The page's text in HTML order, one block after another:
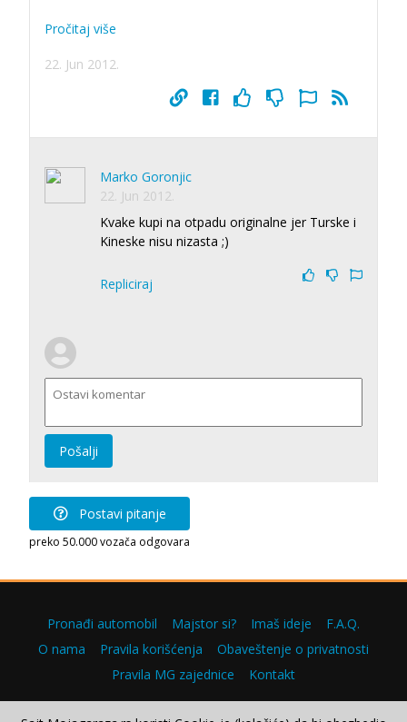
Pročitaj više
22. Jun 2012.
Marko Goronjic
22. Jun 2012.
Kvake kupi na otpadu originalne jer Turske i
Kineske nisu nizasta ;)
Repliciraj
Pošalji
Postavi pitanje
preko 50.000 vozača odgovara
Pronađi automobil Majstor si? Imaš ideje
F.A.Q.
O nama
Pravila korišćenja
Obaveštenje o privatnosti
Pravila MG zajednice
Kontakt